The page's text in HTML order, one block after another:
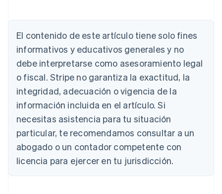
El contenido de este artículo tiene solo fines
informativos y educativos generales y no
debe interpretarse como asesoramiento legal
o fiscal. Stripe no garantiza la exactitud, la
integridad, adecuación o vigencia de la
información incluida en el artículo. Si
necesitas asistencia para tu situación
particular, te recomendamos consultar a un
abogado o un contador competente con
licencia para ejercer en tu jurisdicción.
DeutschEnglish
English
Austria
DeutschEnglish
Bélgica
Nederlands FrançaisDeutschEnglish
Brasil
Bulgaria
English
Canadá
EnglishFrançais
China continental